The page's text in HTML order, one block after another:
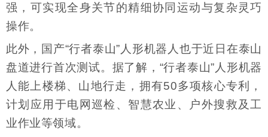
强，可实现全身关节的精细协同运动与复杂灵巧
操作。
此外，国产“行者泰山”人形机器人也于近日在泰山
盘道进行首次测试。据了解，“行者泰山”人形机器
人能上楼梯、山地行走，拥有50多项核心专利，
计划应用于电网巡检、智慧农业、户外搜救及工
业作业等领域。